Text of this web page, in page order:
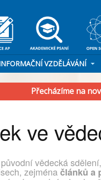
VZDĚLÁVÁNÍ
Přecházíme na
ve
vědecká
zejménačlánků a